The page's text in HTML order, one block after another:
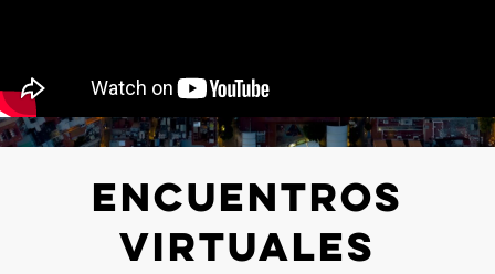
ENCUENTROS
VIRTUALES